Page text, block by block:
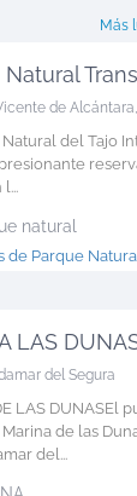
Más
de Alcántara,
del Tajo
natural
de Parque
del Segura
LAS DUNASEl
de las
del...